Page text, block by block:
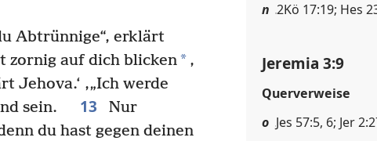
Abtrünnige“, erklärt
zornig auf dich blicken* ,
Jehova.‘ ‚„Ich werde
sein.
13
Nur
du hast gegen deinen
n 2Kö 17:19; Hes
Jeremia 3:9
Querverweise
o Jes 57:5, 6; Jer